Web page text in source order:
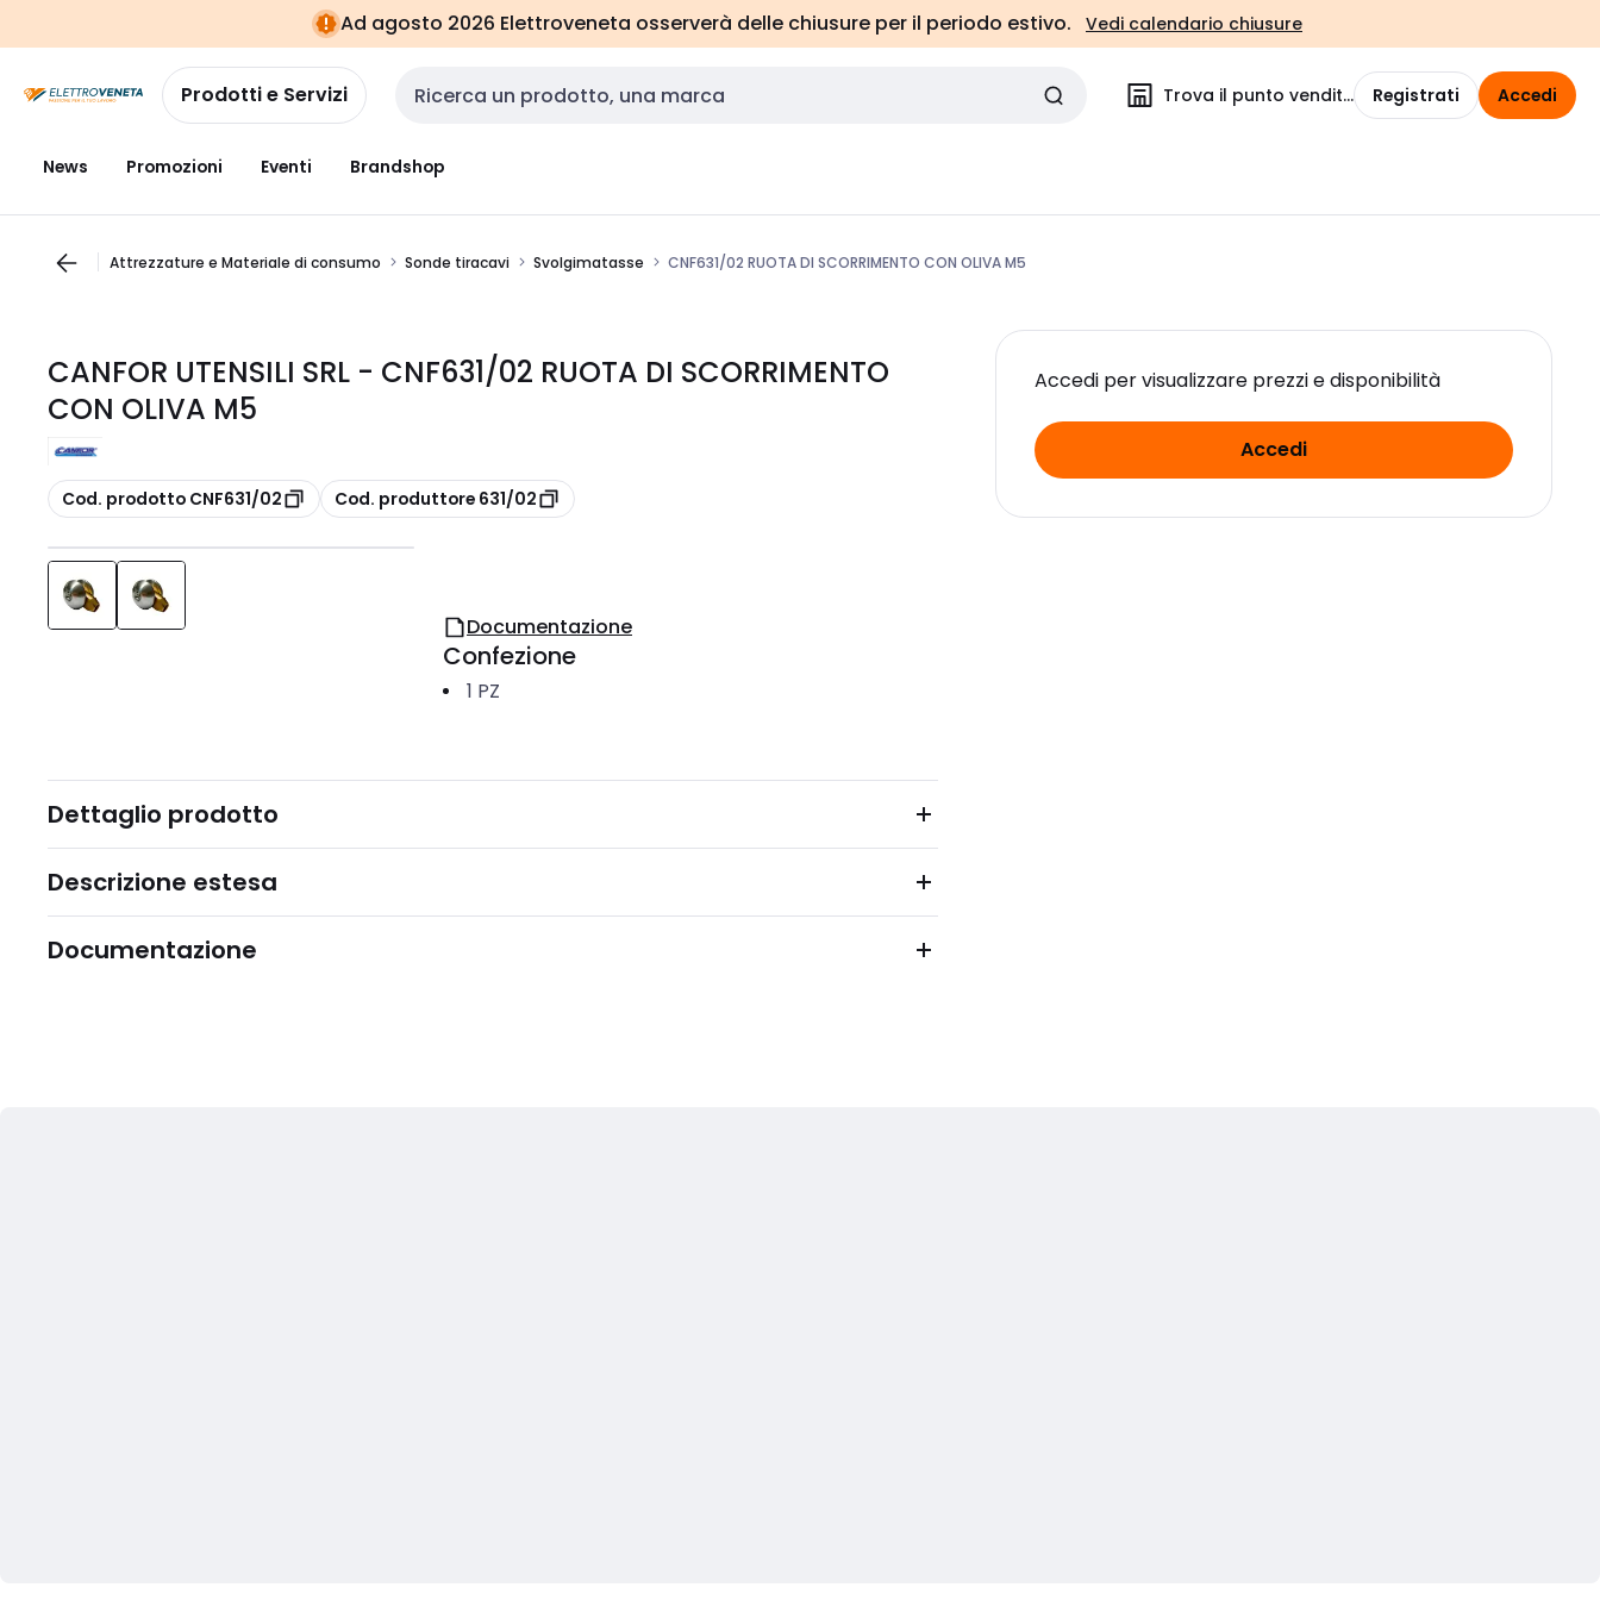
navigazionealla
pagina
Ad agosto 2026 Elettroveneta osserverà delle chiusure per il periodo estivo. Vedi calendario chiusure
Prodotti e Servizi Cerca input Trova il punto vendita Registrati Accedi
News Promozioni Eventi Brandshop
Attrezzature e Materiale di consumo Sonde tiracavi Svolgimatasse CNF631/02 RUOTA DI SCORRIMENTO CON OLIVA M5
CANFOR UTENSILI SRL - CNF631/02 RUOTA DI SCORRIMENTO
CON OLIVA M5
copia
Cod. prodotto CNF631/02 copia
Cod. produttore 631/02
Accedi per visualizzare prezzi e disponibilità
Accedi
Documentazione
Confezione
1 PZ
Dettaglio prodotto
Descrizione estesa
Documentazione